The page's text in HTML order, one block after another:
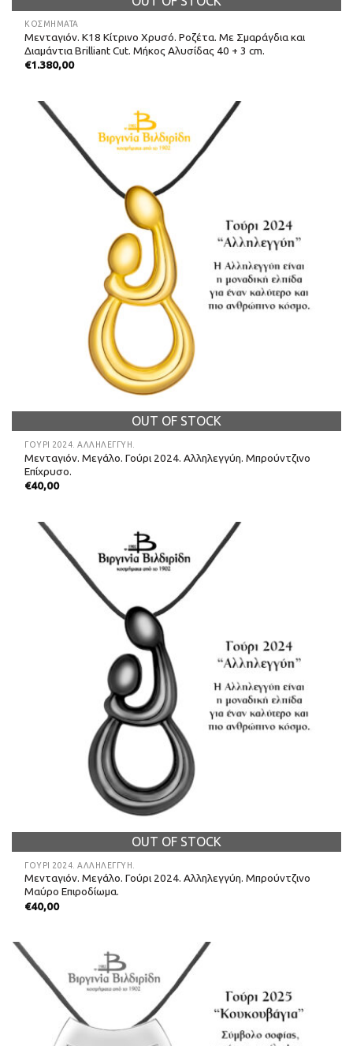
ΚΟΣΜΗΜΑΤΑ
Μενταγιόν. Κ18 Κίτρινο Χρυσό. Ροζέτα. Με Σμαράγδια και
Διαμάντια Brilliant Cut. Μήκος Αλυσίδας 40 + 3 cm.
€1.380,00
OUT OF STOCK
ΓΟΎΡΙ 2024. ΑΛΛΗΛΕΓΓΎΗ.
Μενταγιόν. Μεγάλο. Γούρι 2024. Αλληλεγγύη. Μπρούντζινο
Επίχρυσο.
€40,00
OUT OF STOCK
ΓΟΎΡΙ 2024. ΑΛΛΗΛΕΓΓΎΗ.
Μενταγιόν. Μεγάλο. Γούρι 2024. Αλληλεγγύη. Μπρούντζινο
Μαύρο Επιροδίωμα.
€40,00